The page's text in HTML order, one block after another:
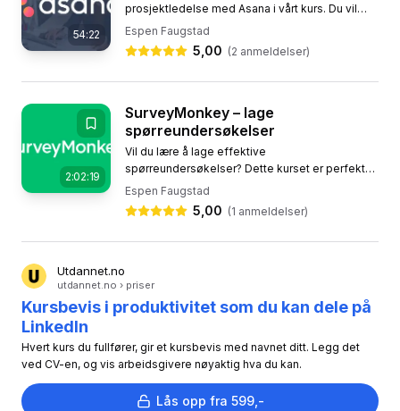
54:22
prosjektledelse med Asana i vårt kurs. Du vil
lære å bruke dette skybaserte
prosjektplanleggingsverktøyet som er
designet...
Espen Faugstad
5,00 (2 anmeldelser)
2:02:19
SurveyMonkey – lage
spørreundersøkelser
Vil du lære å lage effektive
spørreundersøkelser? Dette kurset er perfekt
for deg som vil mestre SurveyMonkey. På bare
to timer vil du lære hvordan du lager...
Espen Faugstad
5,00 (1 anmeldelser)
Utdannet.no
utdannet.no › priser
Kursbevis i produktivitet som du kan dele på
LinkedIn
Hvert kurs du fullfører, gir et kursbevis med navnet ditt. Legg det
ved CV-en, og vis arbeidsgivere nøyaktig hva du kan.
Lås opp fra 599,-